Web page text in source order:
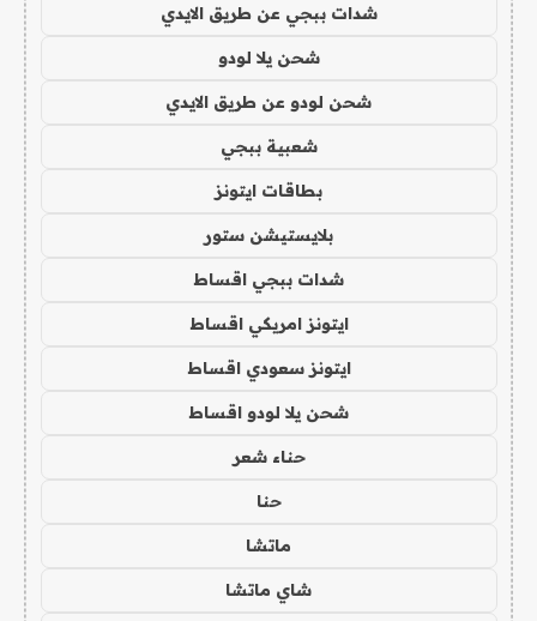
شدات ببجي عن طريق الايدي
شحن يلا لودو
شحن لودو عن طريق الايدي
شعبية ببجي
بطاقات ايتونز
بلايستيشن ستور
شدات ببجي اقساط
ايتونز امريكي اقساط
ايتونز سعودي اقساط
شحن يلا لودو اقساط
حناء شعر
حنا
ماتشا
شاي ماتشا